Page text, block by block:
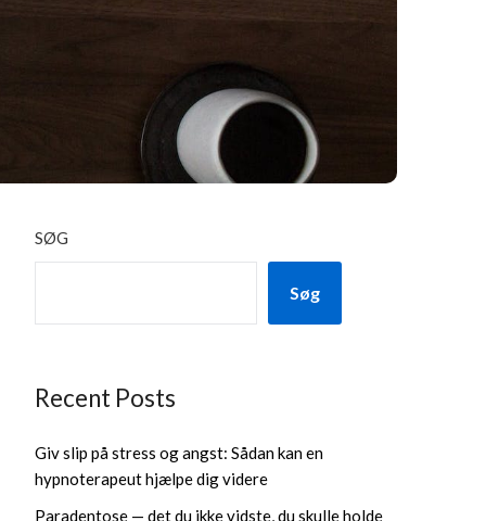
SØG
Søg
Recent Posts
Giv slip på stress og angst: Sådan kan en
hypnoterapeut hjælpe dig videre
Paradentose — det du ikke vidste, du skulle holde